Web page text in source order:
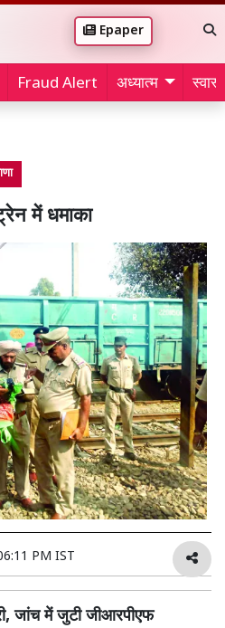
Epaper
Fraud Alert अध्यात्म
में धमाका
PM IST
जांच में जुटी जीआरपीएफ